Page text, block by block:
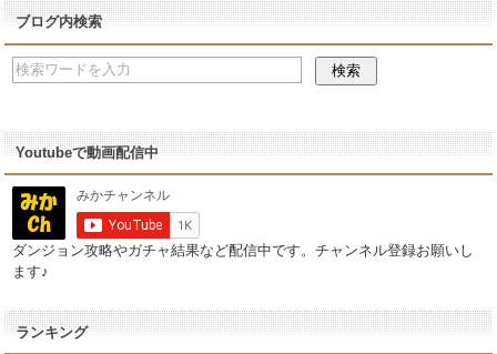
ブログ内検索
Youtubeで動画配信中
ダンジョン攻略やガチャ結果など配信中です。チャンネル登録お願いし
ます♪
ランキング